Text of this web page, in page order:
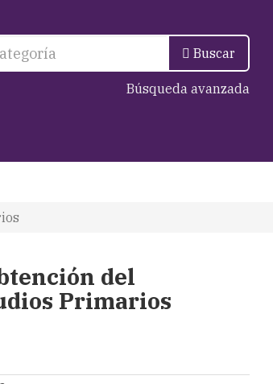
Buscar
Búsqueda avanzada
del
Primarios